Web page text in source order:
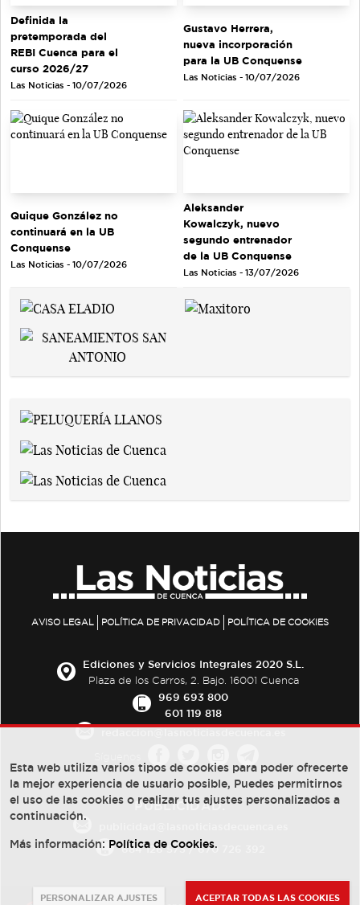
Definida la
pretemporada del
REBI Cuenca para el
curso 2026/27
Las Noticias - 10/07/2026
Gustavo Herrera,
nueva incorporación
para la UB Conquense
Las Noticias - 10/07/2026
Quique González no
continuará en la UB
Conquense
Las Noticias - 10/07/2026
Aleksander
Kowalczyk, nuevo
segundo entrenador
de la UB Conquense
Las Noticias - 13/07/2026
AVISO LEGAL POLÍTICA DE PRIVACIDAD POLÍTICA DE COOKIES
Ediciones y Servicios Integrales 2020 S.L.
Plaza de los Carros, 2. Bajo. 16001 Cuenca
969 693 800
601 119 818
PUBLICIDAD:
684 126 573/670 726 392
Esta web utiliza varios tipos de cookies para poder ofrecerte
la mejor experiencia de usuario posible, Puedes permitirnos
el uso de las cookies o realizar tus ajustes personalizados a
continuación.
Más información: Política de Cookies.
PERSONALIZAR AJUSTES ACEPTAR TODAS LAS COOKIES